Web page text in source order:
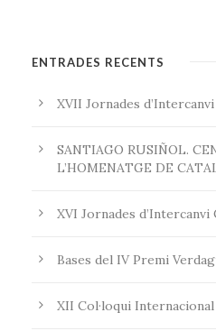
ENTRADES RECENTS
XVII Jornades
SANTIAGO RUSIÑOL.
L’HOMENATGE DE
XVI Jornades
Bases del IV Premi
XII Col·loqui